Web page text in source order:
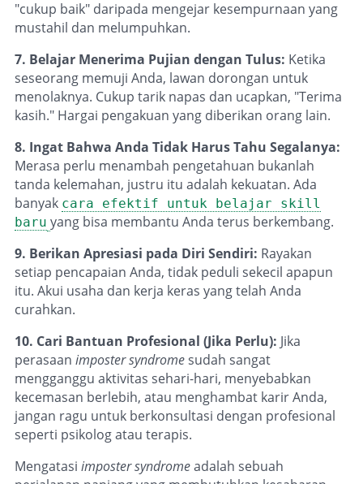
"cukup baik" daripada mengejar kesempurnaan yang
mustahil dan melumpuhkan.
7. Belajar Menerima Pujian dengan Tulus: Ketika
seseorang memuji Anda, lawan dorongan untuk
menolaknya. Cukup tarik napas dan ucapkan, "Terima
kasih." Hargai pengakuan yang diberikan orang lain.
8. Ingat Bahwa Anda Tidak Harus Tahu Segalanya:
Merasa perlu menambah pengetahuan bukanlah
tanda kelemahan, justru itu adalah kekuatan. Ada
banyak cara efektif untuk belajar skill
baru yang bisa membantu Anda terus berkembang.
9. Berikan Apresiasi pada Diri Sendiri: Rayakan
setiap pencapaian Anda, tidak peduli sekecil apapun
itu. Akui usaha dan kerja keras yang telah Anda
curahkan.
10. Cari Bantuan Profesional (Jika Perlu): Jika
perasaan imposter syndromesudah sangat
mengganggu aktivitas sehari-hari, menyebabkan
kecemasan berlebih, atau menghambat karir Anda,
jangan ragu untuk berkonsultasi dengan profesional
seperti psikolog atau terapis.
Mengatasi imposter syndromeadalah sebuah